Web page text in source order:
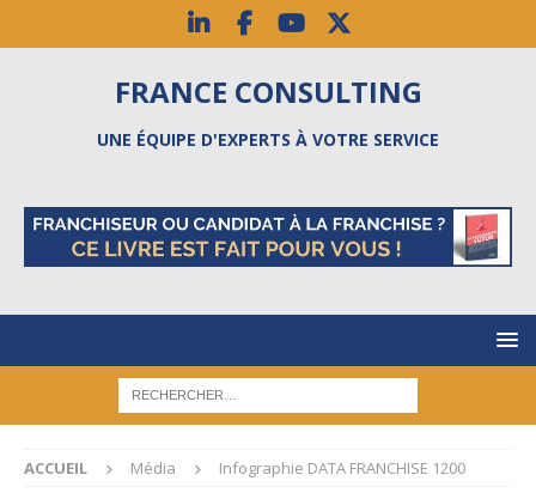
FRANCE CONSULTING
UNE ÉQUIPE D'EXPERTS À VOTRE SERVICE
ACCUEIL Média Infographie DATA FRANCHISE 1200